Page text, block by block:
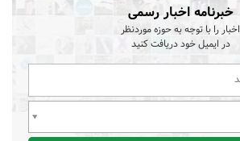
خبرنامه اخبار رسمی
اخبار را با توجه به حوزه موردنظر
در ایمیل خود دریافت کنید